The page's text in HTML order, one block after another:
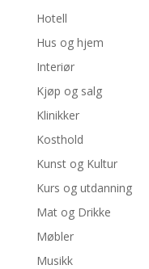
Hotell
Hus og hjem
Interiør
Kjøp og salg
Klinikker
Kosthold
Kunst og Kultur
Kurs og utdanning
Mat og Drikke
Møbler
Musikk